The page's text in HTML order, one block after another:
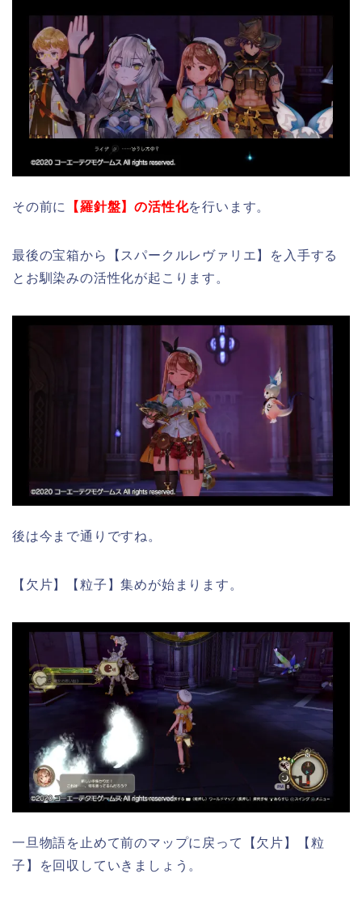
その前に 【羅針盤】の活性化を行います。
最後の宝箱から【スパークルレヴァリエ】を入手する
とお馴染みの活性化が起こります。
後は今まで通りですね。
【欠片】【粒子】集めが始まります。
一旦物語を止めて前のマップに戻って【欠片】【粒
子】を回収していきましょう。